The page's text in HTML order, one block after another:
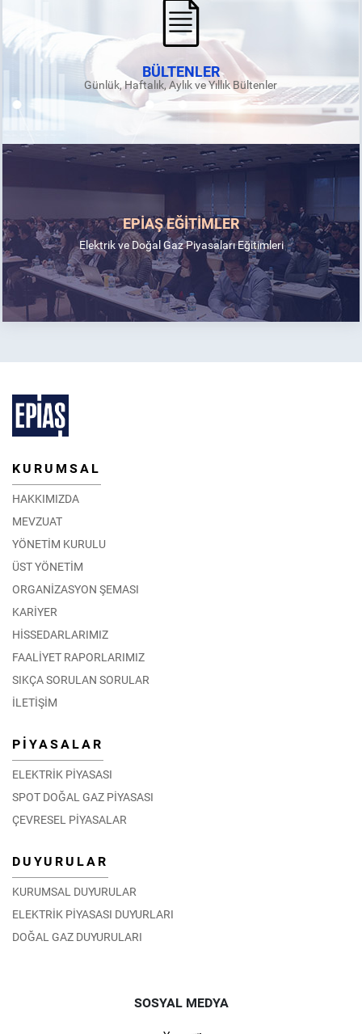
BÜLTENLER
Günlük, Haftalık, Aylık ve Yıllık Bültenler
EPİAŞ EĞİTİMLER
Elektrik ve Doğal Gaz Piyasaları Eğitimleri
KURUMSAL
HAKKIMIZDA
MEVZUAT
YÖNETİM KURULU
ÜST YÖNETİM
ORGANİZASYON ŞEMASI
KARİYER
HİSSEDARLARIMIZ
FAALİYET RAPORLARIMIZ
SIKÇA SORULAN SORULAR
İLETİŞİM
PİYASALAR
ELEKTRİK PİYASASI
SPOT DOĞAL GAZ PİYASASI
ÇEVRESEL PİYASALAR
DUYURULAR
KURUMSAL DUYURULAR
ELEKTRİK PİYASASI DUYURLARI
DOĞAL GAZ DUYURULARI
SOSYAL MEDYA